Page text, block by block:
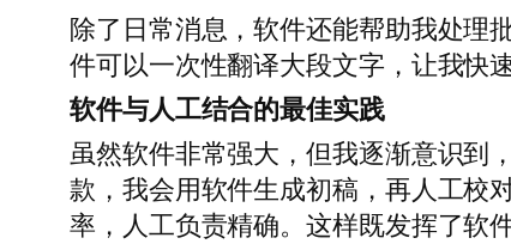
除了日常消息，软件还能帮助我处理
件可以一次性翻译大段文字，让我快
软件与人工结合的最佳实践
虽然软件非常强大，但我逐渐意识到
款，我会用软件生成初稿，再人工校
率，人工负责精确。这样既发挥了软